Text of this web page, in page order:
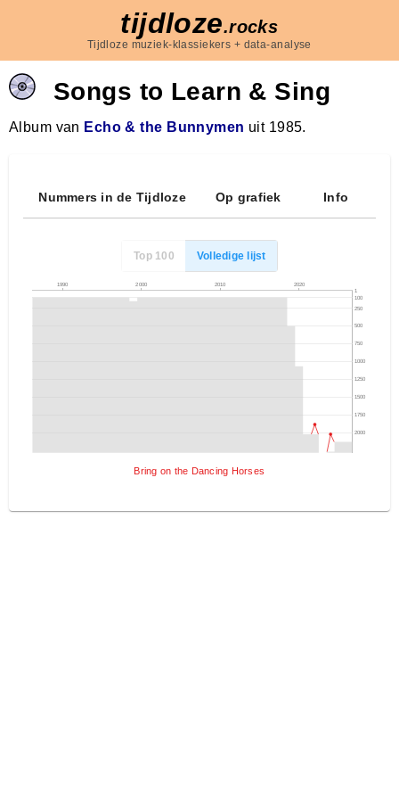
tijdloze.rocks
Tijdloze muziek-klassiekers + data-analyse
Songs to Learn & Sing
Album van Echo & the Bunnymen uit 1985.
Nummers in de Tijdloze Op grafiek Info
Top 100 Volledige lijst
1990 2000 2010 2020
1
100
250
500
750
1000
1250
1500
1750
2000
Bring on the Dancing Horses